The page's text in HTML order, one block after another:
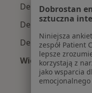
Dermatolodzy z
Dermatolodzy z
Dermatolodzy z
Więcej (2)
Więcej w
Dobrostan
sztuczna
Niniejsza
zespół Patient
lepsze
korzystają z
jako wsparcia